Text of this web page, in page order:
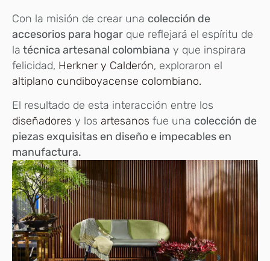
Con la misión de crear una colección de
accesorios para hogar que reflejará el espíritu de
la técnica artesanal colombiana y que inspirara
felicidad, Herkner y Calderón, exploraron el
altiplano cundiboyacense colombiano.
El resultado de esta interacción entre los
diseñadores y los artesanos fue una colección de
piezas exquisitas en diseño e impecables en
manufactura.